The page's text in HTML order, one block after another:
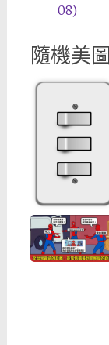
08)
隨機美圖